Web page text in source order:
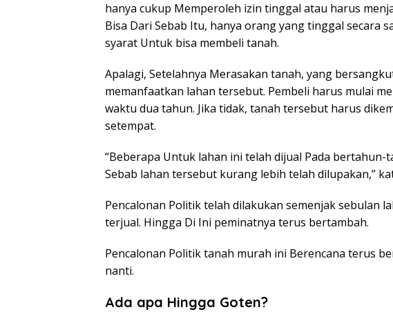
hanya cukup Memperoleh izin tinggal atau harus
Bisa Dari Sebab Itu, hanya orang yang tinggal secara
syarat Untuk bisa membeli tanah.
Apalagi, Setelahnya Merasakan tanah, yang
memanfaatkan lahan tersebut. Pembeli harus mulai
waktu dua tahun. Jika tidak, tanah tersebut harus
setempat.
“Beberapa Untuk lahan ini telah dijual Pada
Sebab lahan tersebut kurang lebih telah dilupakan,”
Pencalonan Politik telah dilakukan semenjak sebulan
terjual. Hingga Di Ini peminatnya terus bertambah.
Pencalonan Politik tanah murah ini Berencana terus
nanti.
Ada apa Hingga Goten?